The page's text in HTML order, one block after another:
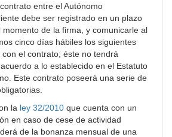
entre el Autónomo
debe ser registrado en un plazo
de la firma, y comunicarle al
cinco días hábiles los siguientes
el contrato; éste no tendrá
a lo establecido en el Estatuto
Este contrato poseerá una serie de
la ley 32/2010 que cuenta con un
en caso de cese de actividad
de la bonanza mensual de una